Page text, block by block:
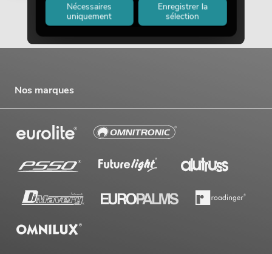
Nos marques
Nécessaires
uniquement
Enregistrer la
sélection